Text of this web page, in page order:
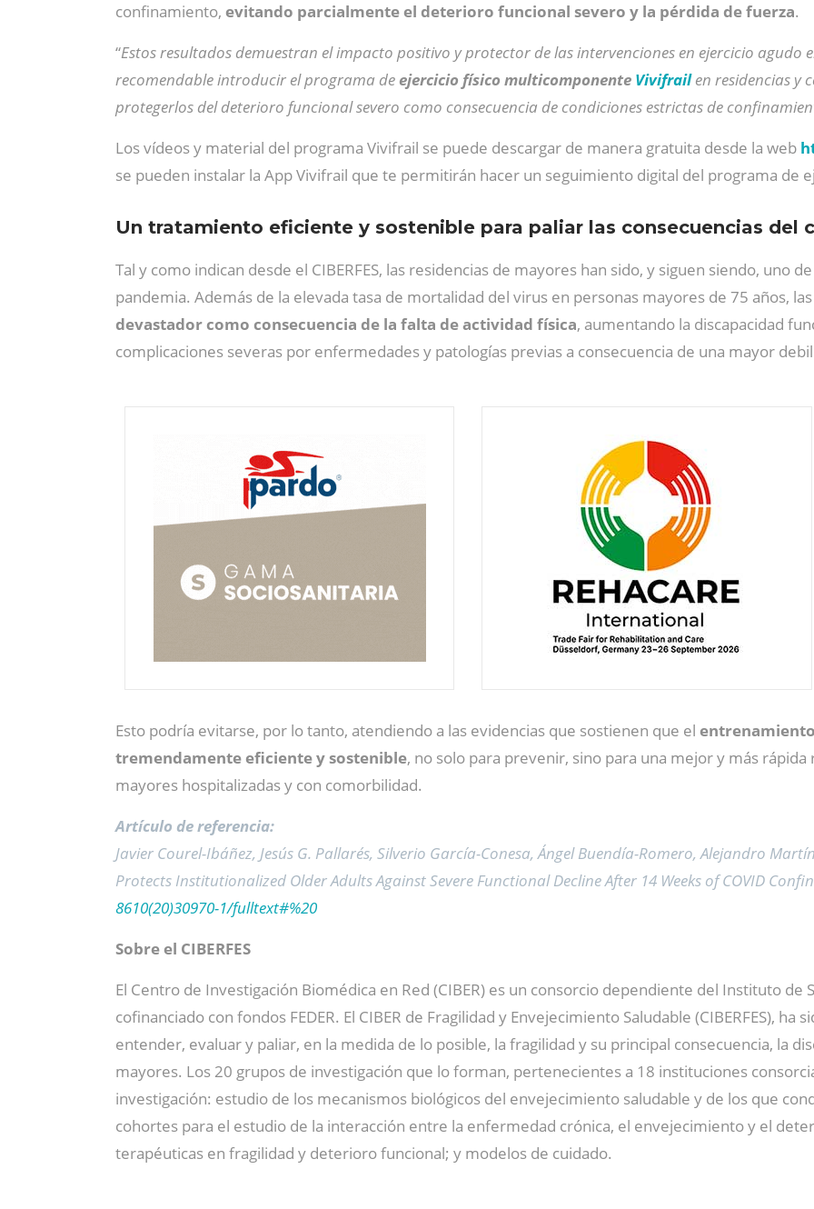
confinamiento, evitando parcialmente el deterioro funcional severo y la pérdida de fuerza.
“Estos resultados demuestran el impacto positivo y protector de las intervenciones en ejercicio agudo
recomendable introducir el programa deejercicio físico multicomponente Vivifrailen residencias y
protegerlos del deterioro funcional severo como consecuencia de condiciones estrictas de
Los vídeos y material del programa Vivifrail se puede descargar de manera gratuita desde la web
se pueden instalar la App Vivifrail que te permitirán hacer un seguimiento digital del programa de
Un tratamiento eficiente y sostenible para paliar las consecuencias del
Tal y como indican desde el CIBERFES, las residencias de mayores han sido, y siguen siendo, uno
pandemia. Además de la elevada tasa de mortalidad del virus en personas mayores de 75 años,
devastador como consecuencia de la falta de actividad física, aumentando la discapacidad
complicaciones severas por enfermedades y patologías previas a consecuencia de una mayor
Esto podría evitarse, por lo tanto, atendiendo a las evidencias que sostienen que el
tremendamente eficiente y sostenible, no solo para prevenir, sino para una mejor y más
mayores hospitalizadas y con comorbilidad.
Artículo de referencia:
Javier Courel-Ibáñez, Jesús G. Pallarés, Silverio García-Conesa, Ángel Buendía-Romero, Alejandro
Protects Institutionalized Older Adults Against Severe Functional Decline After 14 Weeks of COVID
8610(20)30970-1/fulltext#%20
Sobre el CIBERFES
El Centro de Investigación Biomédica en Red (CIBER) es un consorcio dependiente del Instituto de
cofinanciado con fondos FEDER. El CIBER de Fragilidad y Envejecimiento Saludable (CIBERFES),
entender, evaluar y paliar, en la medida de lo posible, la fragilidad y su principal consecuencia, la
mayores. Los 20 grupos de investigación que lo forman, pertenecientes a 18 instituciones
investigación: estudio de los mecanismos biológicos del envejecimiento saludable y de los que
cohortes para el estudio de la interacción entre la enfermedad crónica, el envejecimiento y el
terapéuticas en fragilidad y deterioro funcional; y modelos de cuidado.